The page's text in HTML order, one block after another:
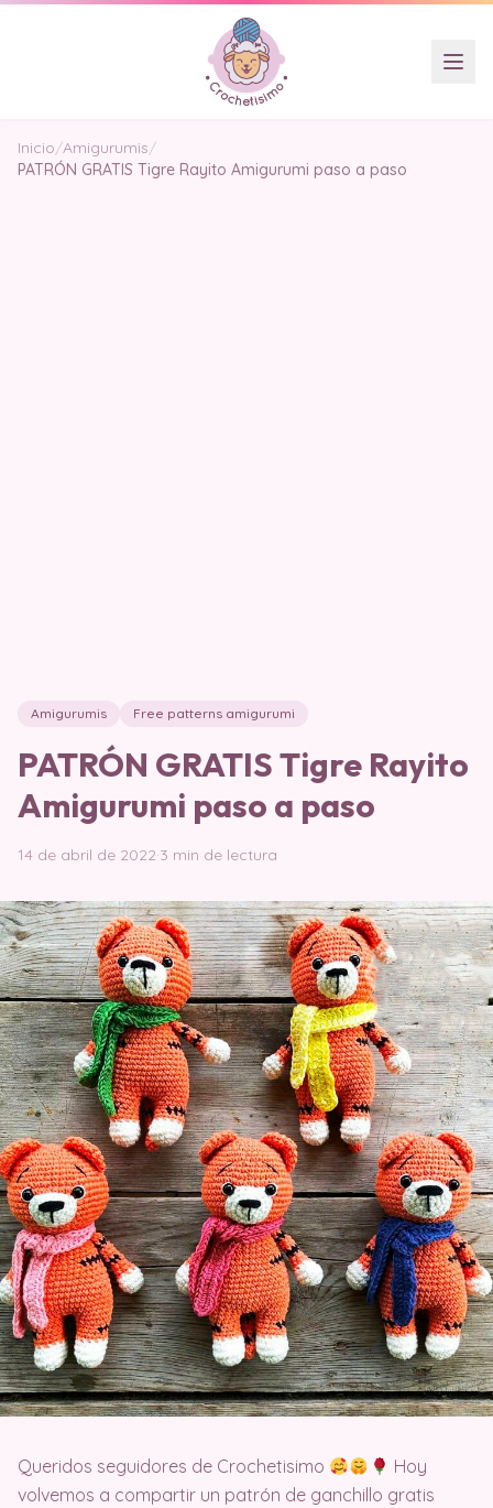
Inicio/Amigurumis/
PATRÓN GRATIS Tigre Rayito Amigurumi paso a paso
Amigurumis Free patterns amigurumi
PATRÓN GRATIS Tigre Rayito
Amigurumi paso a paso
14 de abril de 2022·3 min de lectura
Queridos seguidores de Crochetisimo
Hoy
volvemos a compartir un patrón de ganchillo gratis